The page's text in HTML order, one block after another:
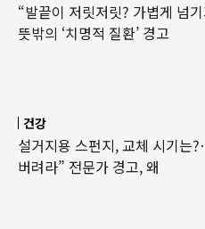
“발끝이 저릿저릿? 가볍게 넘
뜻밖의 ‘치명적 질환’ 경고
건강
설거지용 스펀지, 교체 시기는
버려라” 전문가 경고, 왜